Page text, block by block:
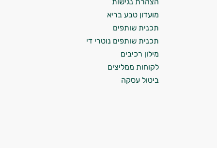
מועדון טבע בריא
תכנית שותפים
תכנית שותפים נוטרי די
מילון רכיבים
לקוחות ממליצים
ביטול עסקה
אישיות מבוססות מדעית.